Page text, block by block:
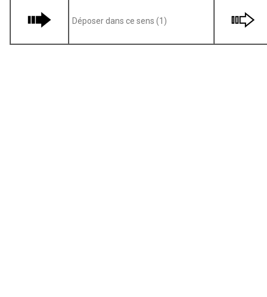
Déposer dans ce sens (1)